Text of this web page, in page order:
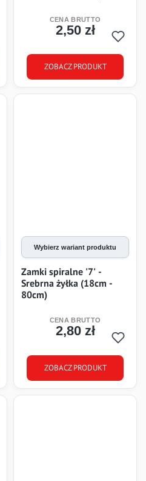
Cena
2,50 zł
ZOBACZ PRODUKT
Wybierz wariant produktu
Zamki spiralne '7' -
Srebrna żyłka (18cm -
80cm)
Cena
2,80 zł
ZOBACZ PRODUKT